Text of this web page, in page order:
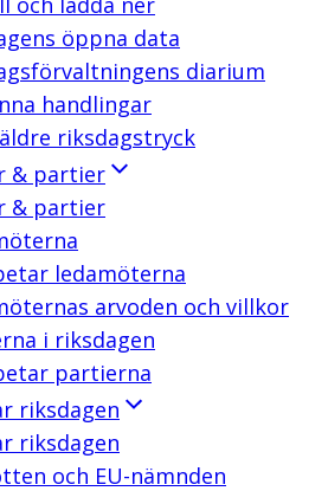
öppna data
diarium
handlingar
riksdagstryck
& partier
& partier
ledamöterna
arvoden och villkor
i riksdagen
partierna
riksdagen
riksdagen
och EU-nämnden